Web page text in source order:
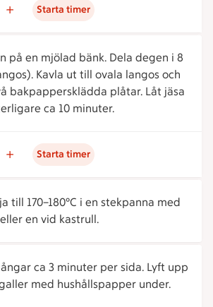
Starta timer
på en mjölad bänk. Dela degen i 8
Kavla ut till ovala langos och
bakpappersklädda plåtar. Låt jäsa
ca 10 minuter.
Starta timer
till 170–180°C i en stekpanna med
en vid kastrull.
ca 3 minuter per sida. Lyft upp
med hushållspapper under.